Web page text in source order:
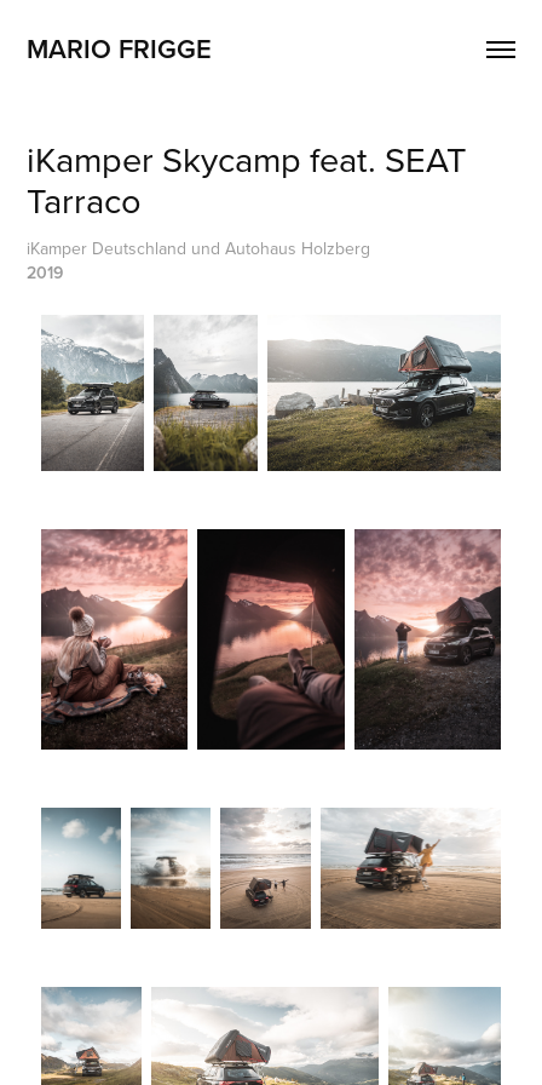
MARIO FRIGGE
iKamper Skycamp feat. SEAT
Tarraco
iKamper Deutschland und Autohaus Holzberg
2019